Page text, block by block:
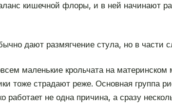
кишечной флоры, и в ней начинают
дают размягчение стула, но в части
маленькие крольчата на
тоже страдают реже. Основная группа
работает не одна причина, а сразу